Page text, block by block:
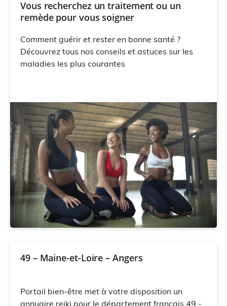
Vous recherchez un traitement ou un
remède pour vous soigner
Comment guérir et rester en bonne santé ?
Découvrez tous nos conseils et astuces sur les
maladies les plus courantes
49 – Maine-et-Loire – Angers
Portail bien-être met à votre disposition un
annuaire reiki pour le département français 49 -